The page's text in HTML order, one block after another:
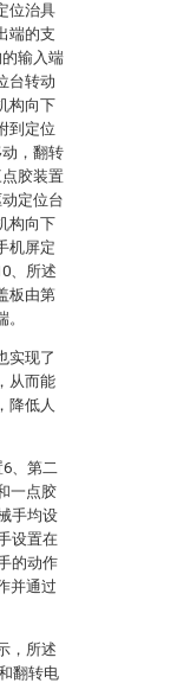
位治具
端的支
输入端
台转动
构向下
到定位
，翻转
胶装置
定位台
构向下
机屏定
、所述
板由第
实现了
从而能
降低人
、第二
一点胶
手均设
设置在
的动作
并通过
，所述
翻转电